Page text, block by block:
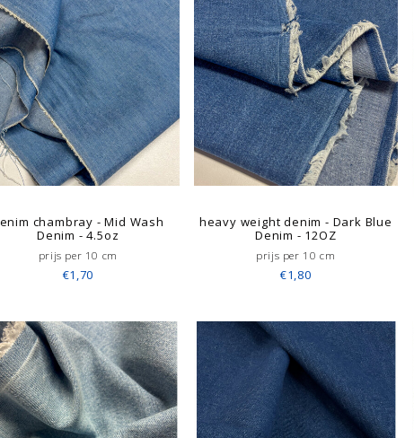
chambray - Mid Wash
Denim - 4.5oz
prijs per 10 cm
€1,70
heavy weight denim - Dark Blue
Denim - 12OZ
prijs per 10 cm
€1,80